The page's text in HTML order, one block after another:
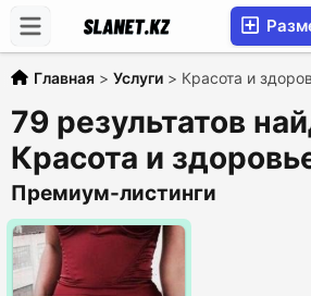
Главная > Услуги > Красота и
79 результатов
Красота и
Премиум-листинги